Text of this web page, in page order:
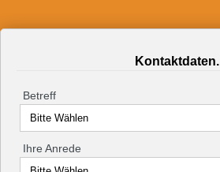
Kontaktdaten.
Betreff
Ihre Anrede